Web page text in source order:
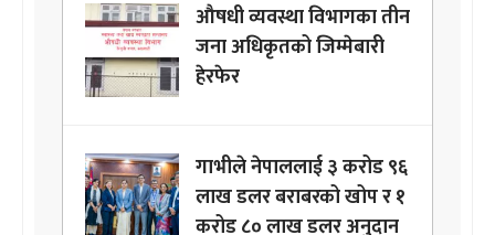
औषधी व्यवस्था विभागका तीन
जना अधिकृतको जिम्मेबारी
हेरफेर
गाभीले नेपाललाई ३ करोड ९६
लाख डलर बराबरको खोप र १
करोड ८० लाख डलर अनुदान